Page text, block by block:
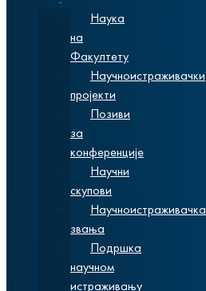
Наука
на
Факултету
Научноистраживачки
пројекти
Позиви
за
конференције
Научни
скупови
Научноистраживачка
звања
Подршка
научном
истраживању